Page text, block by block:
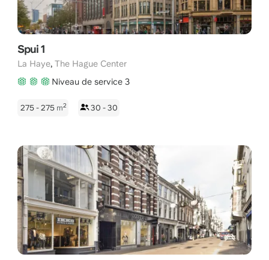
Spui 1
La Haye, The Hague Center
Niveau de service 3
275 - 275 m2 30 - 30